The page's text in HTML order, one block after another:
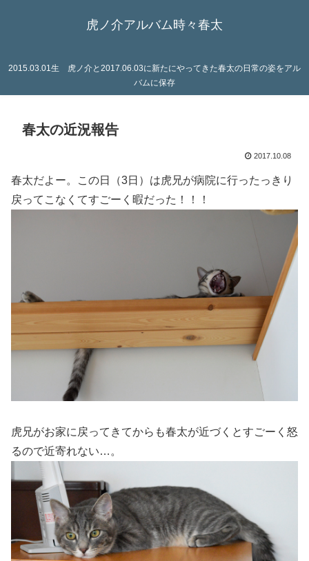
虎ノ介アルバム時々春太
2015.03.01生 虎ノ介と2017.06.03に新たにやってきた春太の日常の姿をアル
バムに保存
春太の近況報告
2017.10.08
春太だよー。この日（3日）は虎兄が病院に行ったっきり
戻ってこなくてすごーく暇だった！！！
虎兄がお家に戻ってきてからも春太が近づくとすごーく怒
るので近寄れない…。